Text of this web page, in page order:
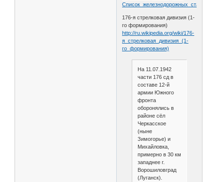
176-я стрелковая дивизия (1-
го формирования)
http://ru.wikipedia.org/wiki/176-
я_стрелковая_дивизия_(1-
го_формирования)
На 11.07.1942
части 176 сд в
составе 12-й
армии Южного
фронта
оборонялись в
районе сёл
Черкасское
(ныне
Зимогорье) и
Михайловка,
примерно в 30 км
западнее г.
Ворошиловград
(Луганск).